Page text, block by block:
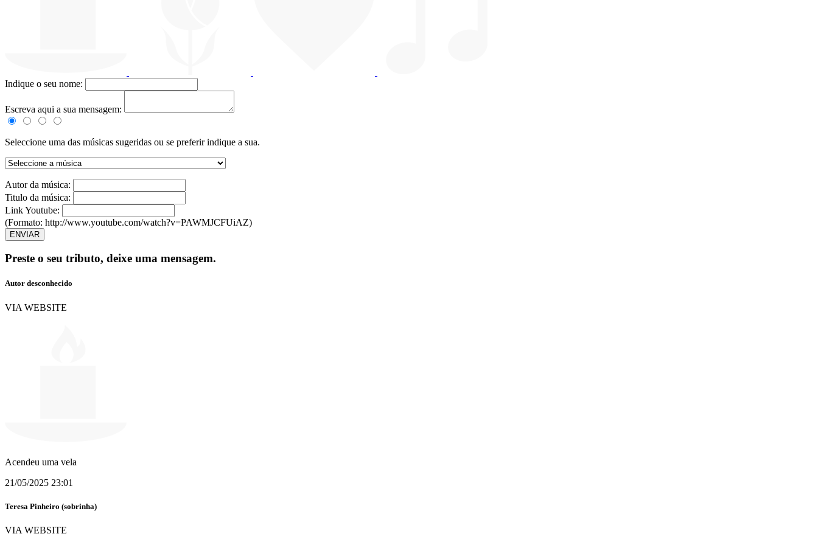
Indique o seu nome:
Escreva aqui a sua mensagem:
Seleccione uma das músicas sugeridas ou se preferir indique a sua.
Autor da música:
Titulo da música:
Link Youtube:
(Formato: http://www.youtube.com/watch?v=PAWMJCFUiAZ)
ENVIAR
Preste o seu tributo, deixe uma mensagem.
Autor desconhecido
VIA WEBSITE
Acendeu uma vela
21/05/2025 23:01
Teresa Pinheiro (sobrinha)
VIA WEBSITE